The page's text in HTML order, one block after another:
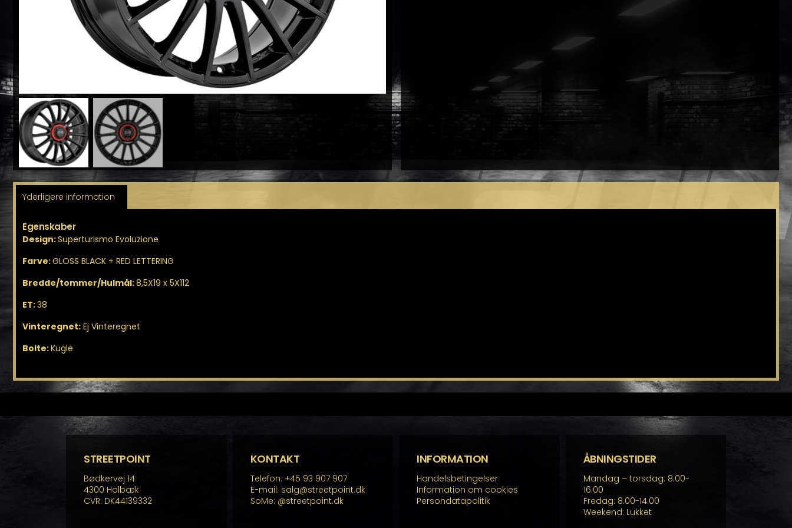
Yderligere information
Egenskaber
Design:Superturismo Evoluzione
Farve:GLOSS BLACK + RED LETTERING
Bredde/tommer/Hulmål:8,5X19 x 5X112
ET:38
Vinteregnet: Ej Vinteregnet
Bolte:Kugle
STREETPOINT
Bødkervej 14
4300 Holbæk
CVR: DK44139332
KONTAKT
Telefon: +45 93 907 907
E-mail: salg@streetpoint.dk
SoMe: @streetpoint.dk
INFORMATION
Handelsbetingelser
Information om cookies
Persondatapolitik
ÅBNINGSTIDER
Mandag – torsdag: 8.00-
16.00
Fredag: 8.00-14.00
Weekend: Lukket